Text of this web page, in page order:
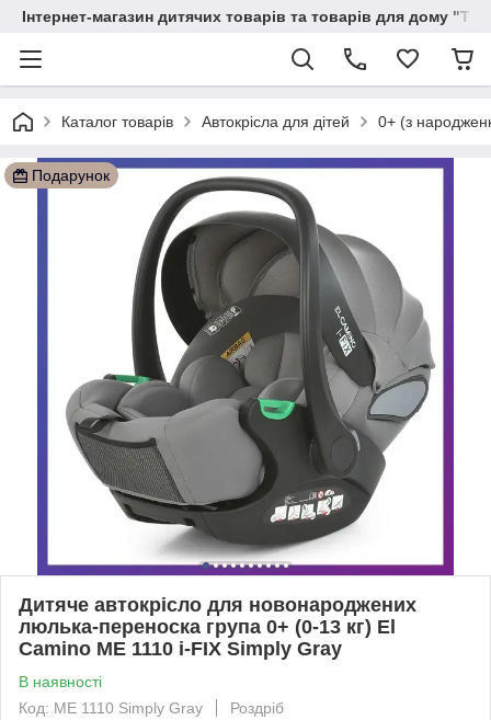
Інтернет-магазин дитячих товарів та товарів для дому
Каталог товарів Автокрісла для дітей 0+ (з
Подарунок
Дитяче автокрісло для новонароджених
люлька-переноска група 0+ (0-13 кг) El
Camino ME 1110 i-FIX Simply Gray
В наявності
Код: ME 1110 Simply Gray
Роздріб